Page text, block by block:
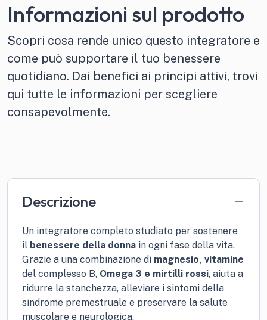
Informazioni sul prodotto
Scopri cosa rende unico questo integratore e
come può supportare il tuo benessere
quotidiano. Dai benefici ai principi attivi, trovi
qui tutte le informazioni per scegliere
consapevolmente.
Descrizione
Un integratore completo studiato per sostenere
il benessere della donna in ogni fase della vita.
Grazie a una combinazione di magnesio, vitamine
del complesso B, Omega 3 e mirtilli rossi, aiuta a
ridurre la stanchezza, alleviare i sintomi della
sindrome premestruale e preservare la salute
muscolare e neurologica.